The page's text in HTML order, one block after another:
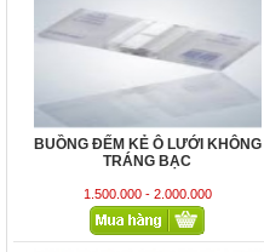
Bơm vi lượng (PERISTALTIC PUMP)
42,200,000 VND